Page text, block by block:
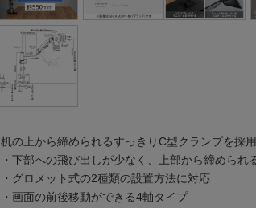
机の上から締められるすっきりC型クランプを採
・下部への飛び出しが少なく、上部から締められ
・グロメット式の2種類の設置方法に対応
・画面の前後移動ができる4軸タイプ